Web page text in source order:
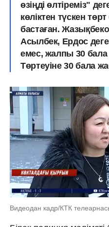
өзіңді өлтіреміз"
көліктен түскен
бастаған.
Асылбек, Ердос
емес, жалпы 30
Төртеуіне 30 бала
Видеодан кадр/КТК